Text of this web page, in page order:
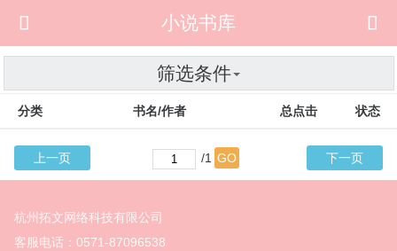
 
小说书库
筛选条件
分类 书名/作者 总点击 状态
上一页 /1 GO 下一页
杭州拓文网络科技有限公司
客服电话：0571-87096538